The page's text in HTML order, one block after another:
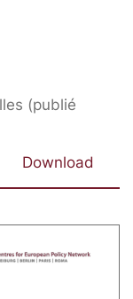
(publié
Download